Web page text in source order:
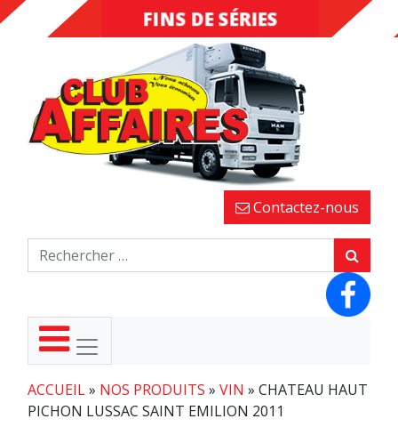
DESTOCKAGE
FINS DE SÉRIES
Contactez-nous
ACCUEIL» NOS PRODUITS » VIN » CHATEAU HAUT
PICHON LUSSAC SAINT EMILION 2011